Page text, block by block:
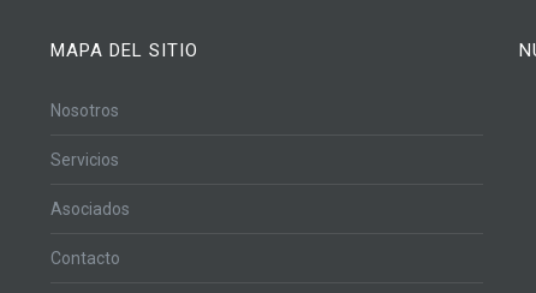
MAPA DEL SITIO
Nosotros
Servicios
Asociados
Contacto